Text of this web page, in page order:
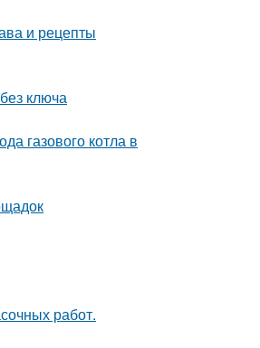
и рецепты
ключа
газового котла в
работ.